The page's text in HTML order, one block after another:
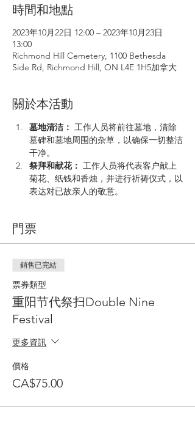
時間和地點
2023年10月22日 12:00 – 2023年10月23日
13:00
Richmond Hill Cemetery, 1100 Bethesda
Side Rd, Richmond Hill, ON L4E 1H5加拿大
關於本活動
墓地清洁： 工作人员将前往墓地，清除
墓碑和墓地周围的杂草，以确保一切整洁
干净。
祭拜和献花： 工作人员将代表客户献上
菊花、纸钱和香烛，并进行祈祷仪式，以
表达对已故亲人的敬意。
門票
銷售已完結
票券類型
重阳节代祭扫Double Nine
Festival
更多資訊
價格
CA$75.00